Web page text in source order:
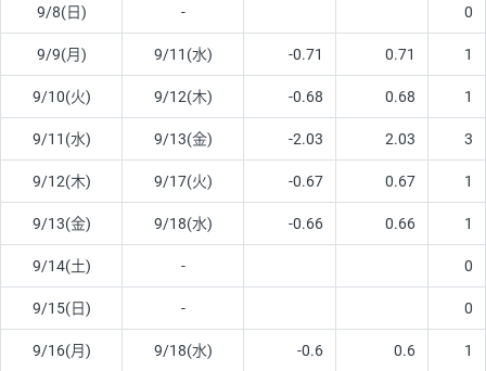
9/8(日) - 0
9/9(月) 9/11(水) -0.71 0.71 1
9/10(火) 9/12(木) -0.68 0.68 1
9/11(水) 9/13(金) -2.03 2.03 3
9/12(木) 9/17(火) -0.67 0.67 1
9/13(金) 9/18(水) -0.66 0.66 1
9/14(土) - 0
9/15(日) - 0
9/16(月) 9/18(水) -0.6 0.6 1